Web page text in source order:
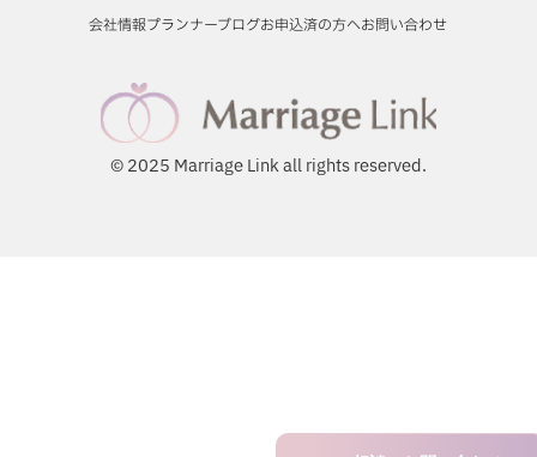
会社情報プランナーブログお申込済の方へお問い合わせ
© 2025 Marriage Link all rights reserved.